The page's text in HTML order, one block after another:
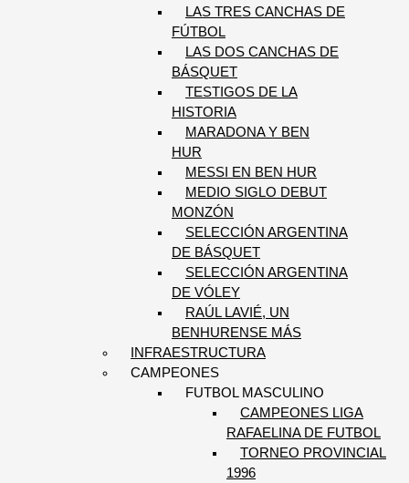
LAS TRES CANCHAS DE
FÚTBOL
LAS DOS CANCHAS DE
BÁSQUET
TESTIGOS DE LA
HISTORIA
MARADONA Y BEN
HUR
MESSI EN BEN HUR
MEDIO SIGLO DEBUT
MONZÓN
SELECCIÓN ARGENTINA
DE BÁSQUET
SELECCIÓN ARGENTINA
DE VÓLEY
RAÚL LAVIÉ, UN
BENHURENSE MÁS
INFRAESTRUCTURA
CAMPEONES
FUTBOL MASCULINO
CAMPEONES LIGA
RAFAELINA DE FUTBOL
TORNEO PROVINCIAL
1996